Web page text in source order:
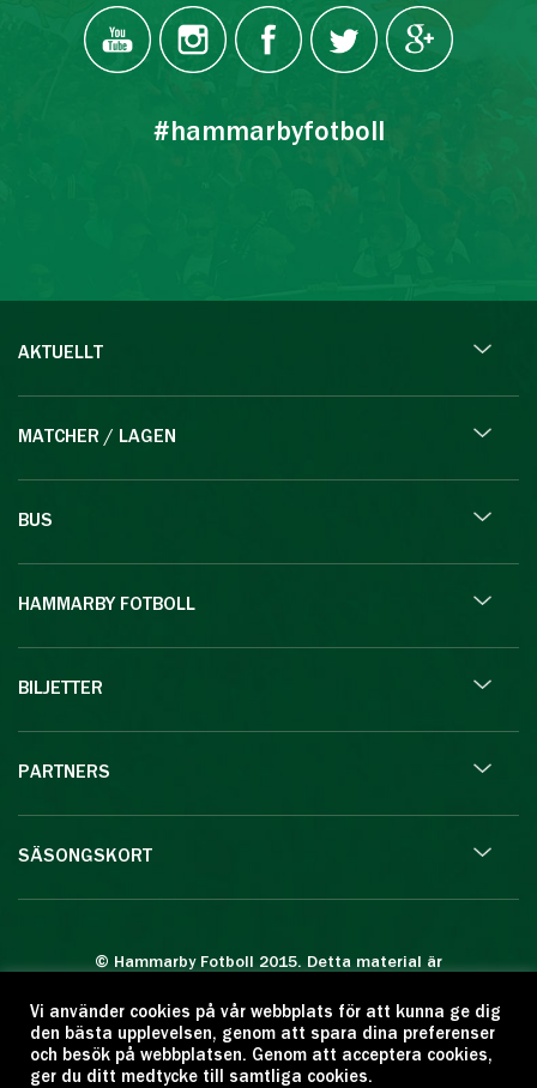
#hammarbyfotboll
AKTUELLT
MATCHER / LAGEN
BUS
HAMMARBY FOTBOLL
BILJETTER
PARTNERS
SÄSONGSKORT
© Hammarby Fotboll 2015. Detta material är
Eftertryck eller annan kopiering är förbjuden.
Citera oss gärna men ange källan:
www.hammarbyfotboll.se. Ansvarig utgivare:
Vi använder cookies på vår webbplats för att kunna ge dig
den bästa upplevelsen, genom att spara dina preferenser
och besök på webbplatsen. Genom att acceptera cookies,
ger du ditt medtycke till samtliga cookies.